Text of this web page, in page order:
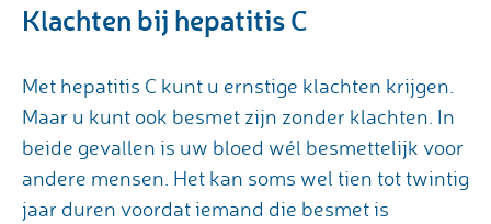
Klachten bij hepatitis C
Met hepatitis C kunt u ernstige klachten krijgen.
Maar u kunt ook besmet zijn zonder klachten. In
beide gevallen is uw bloed wél besmettelijk voor
andere mensen. Het kan soms wel tien tot twintig
jaar duren voordat iemand die besmet is